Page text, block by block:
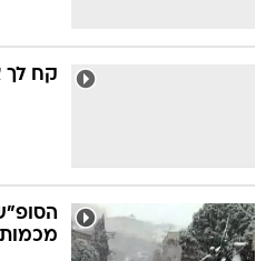
קח לך